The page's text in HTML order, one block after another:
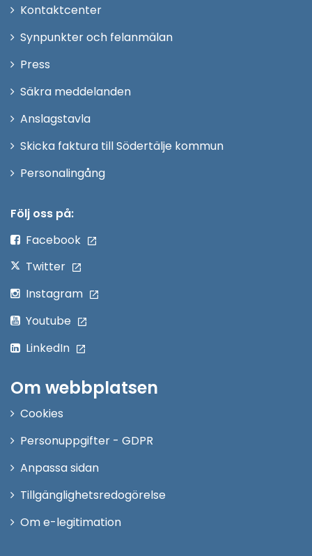
KontaktcenterÖppna
Synpunkter och felanmälan
Press
fönster
Säkra meddelanden
Anslagstavla
Skicka faktura till Södertälje kommun
PersonalingångÖppna
Följ oss på:
Facebook
Twitter
Instagram
Youtube
LinkedIn
Om webbplatsen
Cookies
Personuppgifter - GDPR
Anpassa sidan
Tillgänglighetsredogörelse
Om e-legitimation